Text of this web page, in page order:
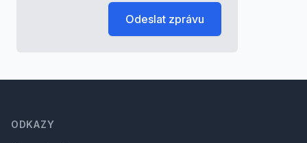
Odeslat zprávu
ODKAZY